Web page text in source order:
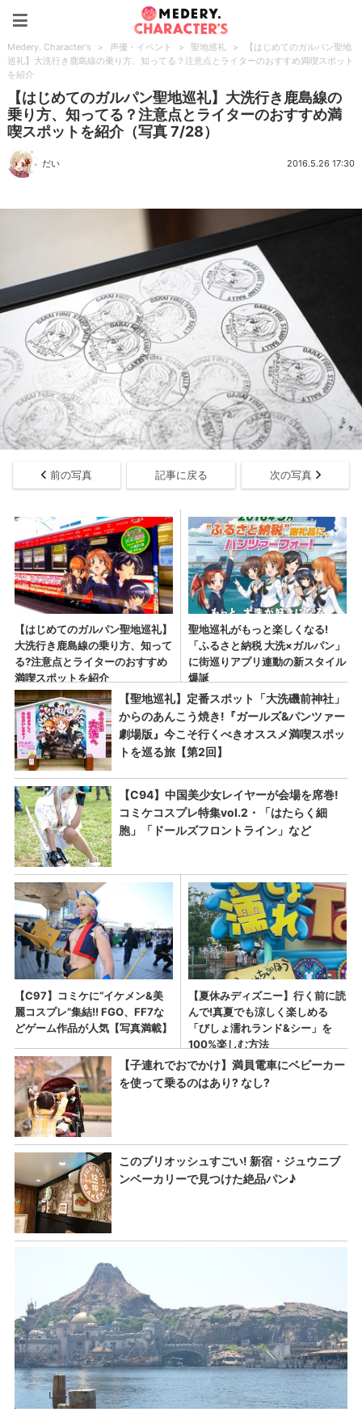
Medery. Character's > 声優・イベント > 聖地巡礼 >
【はじめてのガルパン聖地
巡礼】大洗行き鹿島線の乗り方、知ってる？注意点とライターのおすすめ満喫スポット
を紹介
【はじめてのガルパン聖地巡礼】大洗行き鹿島線の
乗り方、知ってる？注意点とライターのおすすめ満
喫スポットを紹介（写真 7/28）
だい 2016.5.26 17:30
前の写真 記事に戻る 次の写真